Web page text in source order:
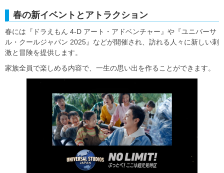
春の新イベントとアトラクション
春には『ドラえもん 4-D アート・アドベンチャー』や『ユニバーサ
ル・クールジャパン 2025』などが開催され、訪れる人々に新しい刺
激と冒険を提供します。
家族全員で楽しめる内容で、一生の思い出を作ることができます。